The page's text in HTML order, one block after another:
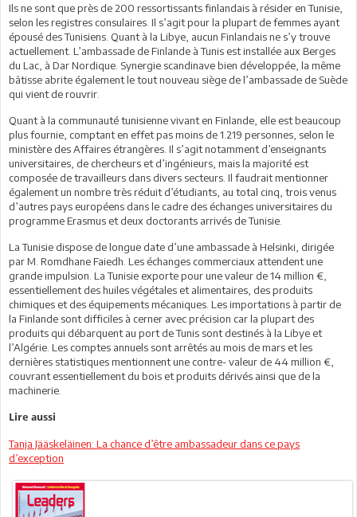
Ils ne sont que près de 200 ressortissants finlandais à résider en Tunisie,
selon les registres consulaires. Il s’agit pour la plupart de femmes ayant
épousé des Tunisiens. Quant à la Libye, aucun Finlandais ne s’y trouve
actuellement. L’ambassade de Finlande à Tunis est installée aux Berges
du Lac, à Dar Nordique. Synergie scandinave bien développée, la même
bâtisse abrite également le tout nouveau siège de l’ambassade de Suède
qui vient de rouvrir.
Quant à la communauté tunisienne vivant en Finlande, elle est beaucoup
plus fournie, comptant en effet pas moins de 1.219 personnes, selon le
ministère des Affaires étrangères. Il s’agit notamment d’enseignants
universitaires, de chercheurs et d’ingénieurs, mais la majorité est
composée de travailleurs dans divers secteurs. Il faudrait mentionner
également un nombre très réduit d’étudiants, au total cinq, trois venus
d’autres pays européens dans le cadre des échanges universitaires du
programme Erasmus et deux doctorants arrivés de Tunisie.
La Tunisie dispose de longue date d’une ambassade à Helsinki, dirigée
par M. Romdhane Faiedh. Les échanges commerciaux attendent une
grande impulsion. La Tunisie exporte pour une valeur de 14 million €,
essentiellement des huiles végétales et alimentaires, des produits
chimiques et des équipements mécaniques. Les importations à partir de
la Finlande sont difficiles à cerner avec précision car la plupart des
produits qui débarquent au port de Tunis sont destinés à la Libye et
l’Algérie. Les comptes annuels sont arrêtés au mois de mars et les
dernières statistiques mentionnent une contre- valeur de 44 million €,
couvrant essentiellement du bois et produits dérivés ainsi que de la
machinerie.
Lire aussi
Tanja Jääskeläinen: La chance d’être ambassadeur dans ce pays
d’exception